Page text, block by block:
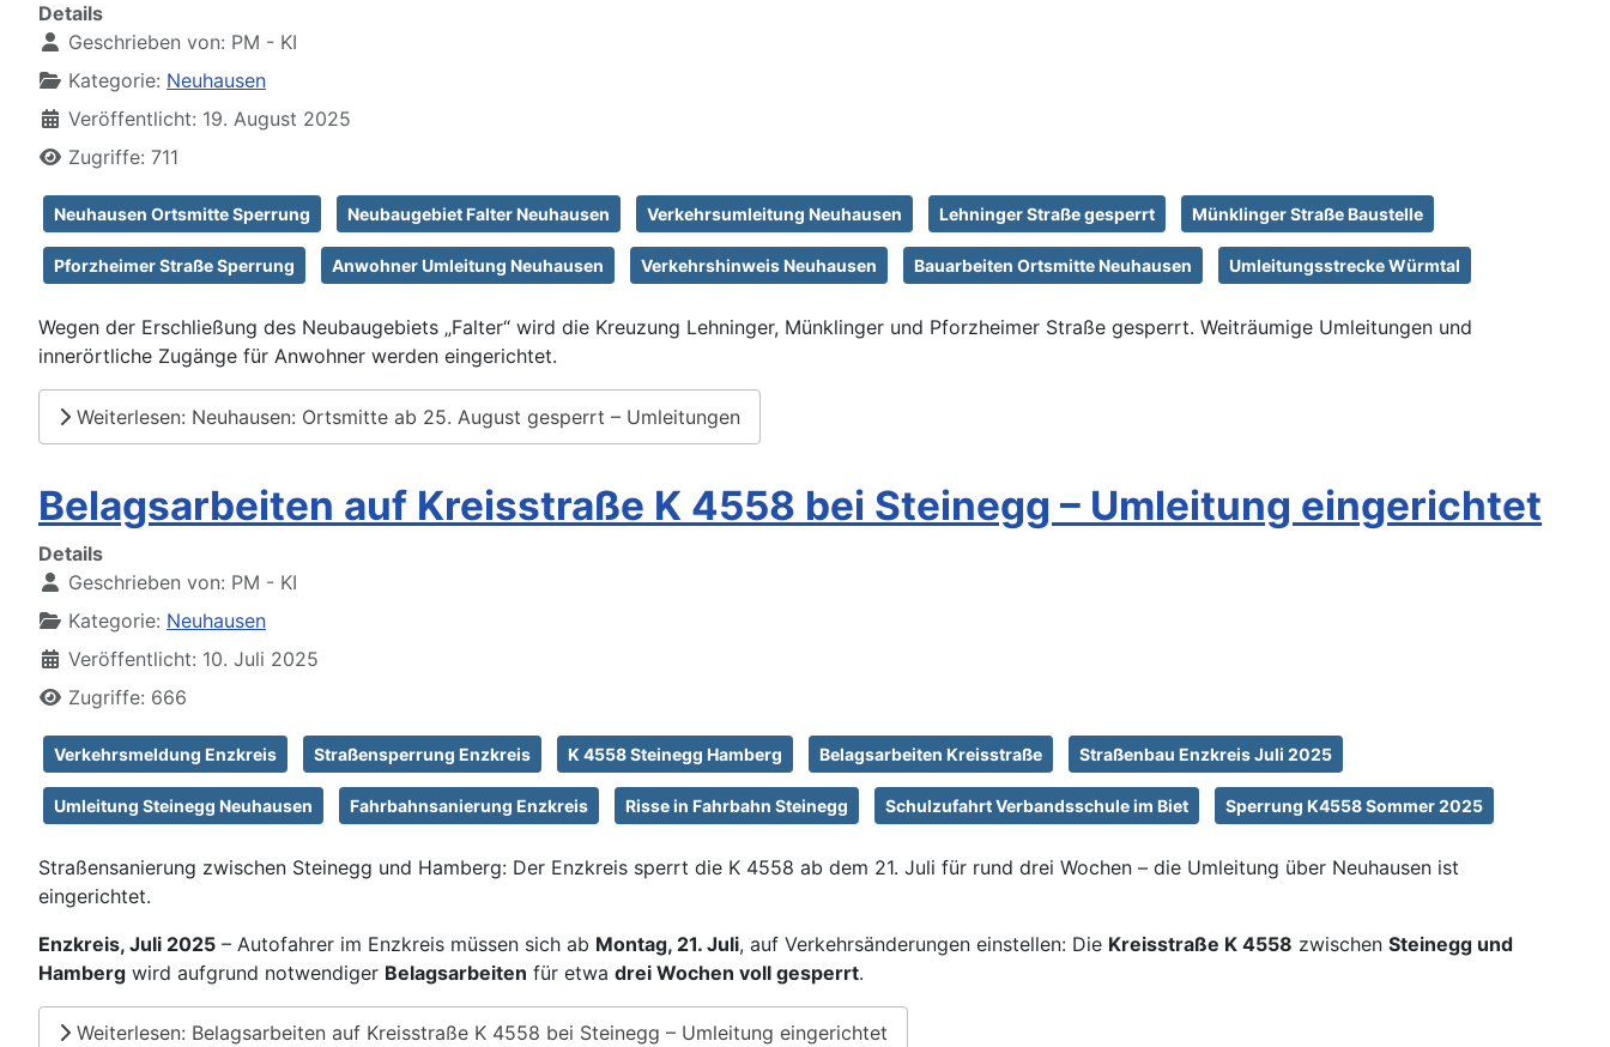
Details
Geschrieben von: PM - KI
Kategorie: Neuhausen
Veröffentlicht: 19. August 2025
Zugriffe: 711
Neuhausen Ortsmitte Sperrung Neubaugebiet Falter Neuhausen Verkehrsumleitung Neuhausen Lehninger Straße gesperrt Münklinger Straße Baustelle
Pforzheimer Straße Sperrung Anwohner Umleitung Neuhausen Verkehrshinweis Neuhausen Bauarbeiten Ortsmitte Neuhausen Umleitungsstrecke Würmtal
Wegen der Erschließung des Neubaugebiets „Falter“ wird die Kreuzung Lehninger, Münklinger und Pforzheimer Straße gesperrt. Weiträumige Umleitungen und
innerörtliche Zugänge für Anwohner werden eingerichtet.
Weiterlesen: Neuhausen: Ortsmitte ab 25. August gesperrt – Umleitungen
Belagsarbeiten auf Kreisstraße K 4558 bei Steinegg – Umleitung eingerichtet
Details
Geschrieben von: PM - KI
Kategorie: Neuhausen
Veröffentlicht: 10. Juli 2025
Zugriffe: 666
Verkehrsmeldung Enzkreis Straßensperrung Enzkreis K 4558 Steinegg Hamberg Belagsarbeiten Kreisstraße Straßenbau Enzkreis Juli 2025
Umleitung Steinegg Neuhausen Fahrbahnsanierung Enzkreis Risse in Fahrbahn Steinegg Schulzufahrt Verbandsschule im Biet Sperrung K4558 Sommer 2025
Straßensanierung zwischen Steinegg und Hamberg: Der Enzkreis sperrt die K 4558 ab dem 21. Juli für rund drei Wochen – die Umleitung über Neuhausen ist
eingerichtet.
Enzkreis, Juli 2025 – Autofahrer im Enzkreis müssen sich ab Montag, 21. Juli, auf Verkehrsänderungen einstellen: Die Kreisstraße K 4558 zwischen Steinegg und
Hamberg wird aufgrund notwendiger Belagsarbeiten für etwa drei Wochen voll gesperrt.
Weiterlesen: Belagsarbeiten auf Kreisstraße K 4558 bei Steinegg – Umleitung eingerichtet